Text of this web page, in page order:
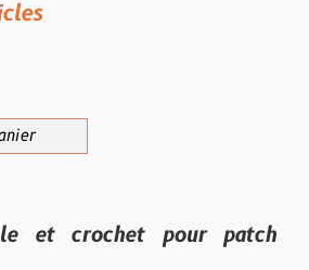
et crochet pour patch